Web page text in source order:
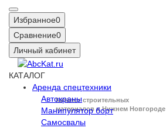
Избранное0
Сравнение0
Личный кабинет
Каталог строительных
материалов в Нижнем Новгороде
КАТАЛОГ
Аренда спецтехники
Автокраны
Манипулятор борт
Самосвалы